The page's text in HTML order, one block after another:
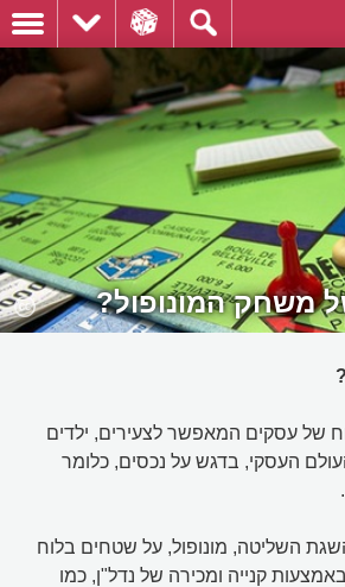
משחק המונופול?
של עסקים המאפשר לצעירים, ילדים
העסקי, בדגש על נכסים, כלומר
השליטה, מונופול, על שטחים בלוח
קנייה ומכירה של נדל"ן, כמו